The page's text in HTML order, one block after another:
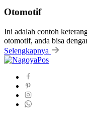
Otomotif
Ini adalah contoh
otomotif, anda bisa
Selengkapnya